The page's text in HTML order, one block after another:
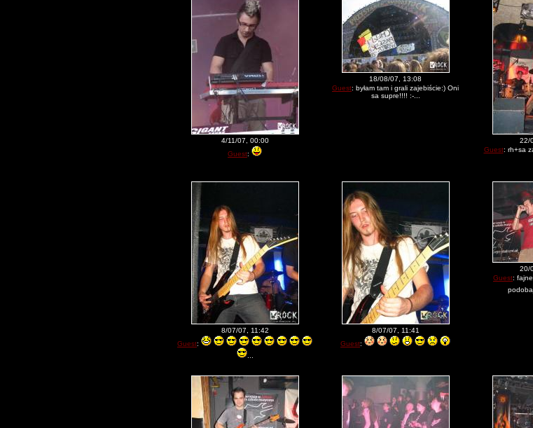
4/11/07, 00:00
Guest:
18/08/07, 13:08
Guest: byłam tam i grali zajebiście:) Oni
sa supre!!!! :-...
22/
Guest: rh+sa
8/07/07, 11:42
Guest:
...
8/07/07, 11:41
Guest:
20/
Guest: